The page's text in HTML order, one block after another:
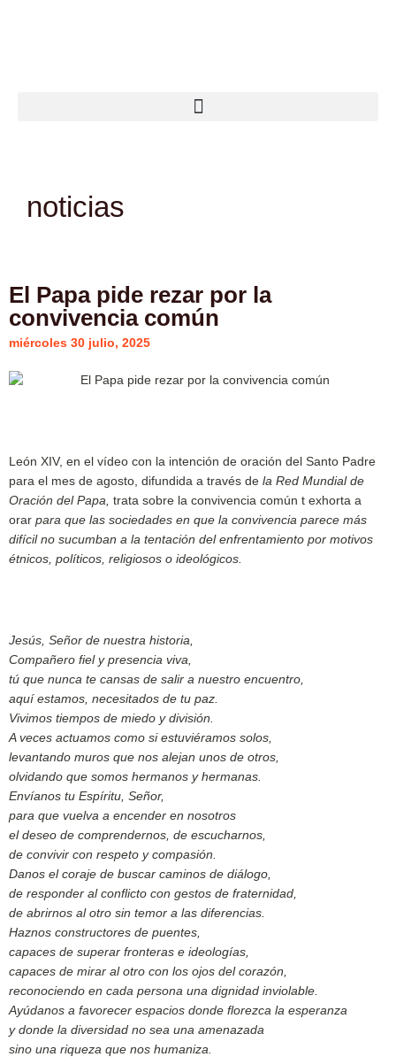
noticias
El Papa pide rezar por la
convivencia común
miércoles 30 julio, 2025
León XIV, en el vídeo con la intención de oración del Santo Padre
para el mes de agosto, difundida a través de la Red Mundial de
Oración del Papa, trata sobre la convivencia común t exhorta a
orar para que las sociedades en que la convivencia parece más
difícil no sucumban a la tentación del enfrentamiento por motivos
étnicos, políticos, religiosos o ideológicos.
Jesús, Señor de nuestra historia,
Compañero fiel y presencia viva,
tú que nunca te cansas de salir a nuestro encuentro,
aquí estamos, necesitados de tu paz.
Vivimos tiempos de miedo y división.
A veces actuamos como si estuviéramos solos,
levantando muros que nos alejan unos de otros,
olvidando que somos hermanos y hermanas.
Envíanos tu Espíritu, Señor,
para que vuelva a encender en nosotros
el deseo de comprendernos, de escucharnos,
de convivir con respeto y compasión.
Danos el coraje de buscar caminos de diálogo,
de responder al conflicto con gestos de fraternidad,
de abrirnos al otro sin temor a las diferencias.
Haznos constructores de puentes,
capaces de superar fronteras e ideologías,
capaces de mirar al otro con los ojos del corazón,
reconociendo en cada persona una dignidad inviolable.
Ayúdanos a favorecer espacios donde florezca la esperanza
y donde la diversidad no sea una amenazada
sino una riqueza que nos humaniza.